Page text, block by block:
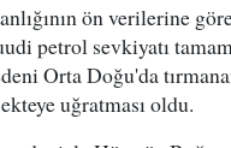
ön verilerine
petrol sevkiyatı
Orta Doğu'da
uğratması oldu.